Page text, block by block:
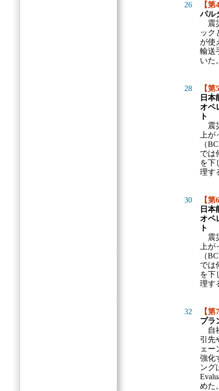
26
【
パル
震
ック
が使
輸送
いた
28
【
日
オペ
ト
震
上が
（
では
を下
理す
30
【
日
オペ
ト
震
上が
（
では
を下
理す
32
【
プラ
自
引先
ェー
強化
ング
めた